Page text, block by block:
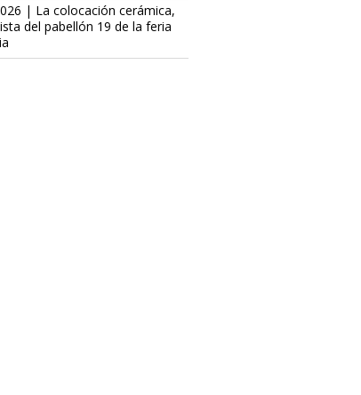
| La colocación cerámica,
del pabellón 19 de la feria